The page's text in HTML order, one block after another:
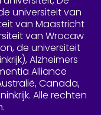
universiteit van
van Maastricht
van Wrocaw
de universiteit
Alzheimers
Alliance
Canada,
Alle rechten